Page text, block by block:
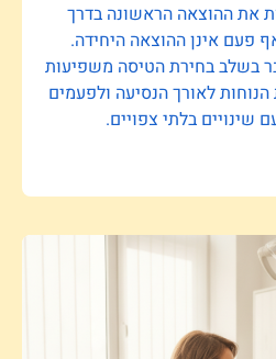
את ההוצאה הראשונה בדרך
פעם אינן ההוצאה היחידה.
בשלב בחירת הטיסה משפיעות
לאורך הנסיעה ולפעמים
שינויים בלתי צפויים.